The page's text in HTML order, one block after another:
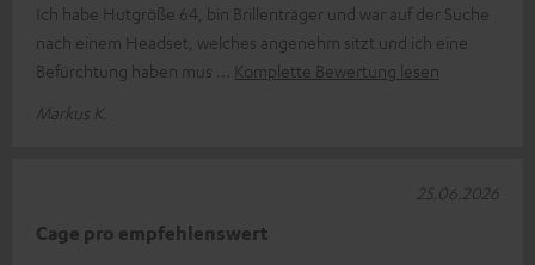
Ich habe Hutgröße 64, bin Brillenträger und war auf der Suche
nach einem Headset, welches angenehm sitzt und ich eine
Befürchtung haben mus
Komplette Bewertung lesen
Markus K.
Cage pro empfehlenswert
25.06.2026